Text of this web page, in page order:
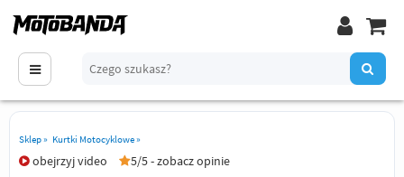
Sklep» Kurtki Motocyklowe»
obejrzyj video 5/5 - zobacz opinie